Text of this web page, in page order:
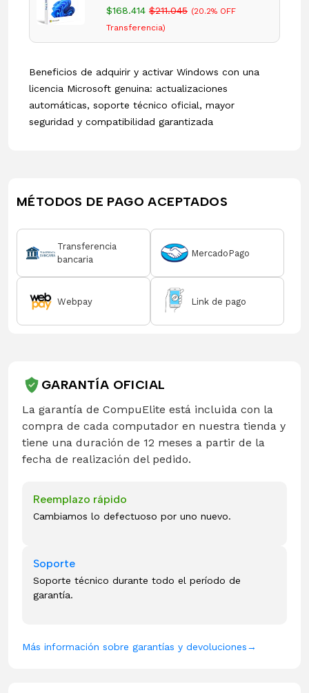
$168.414 $211.045 (20.2% OFF
Transferencia)
Beneficios de adquirir y activar Windows con una
licencia Microsoft genuina: actualizaciones
automáticas, soporte técnico oficial, mayor
seguridad y compatibilidad garantizada
MÉTODOS DE PAGO ACEPTADOS
Transferencia
bancaria
MercadoPago
Webpay Link de pago
GARANTÍA OFICIAL
La garantía de CompuElite está incluida con la
compra de cada computador en nuestra tienda y
tiene una duración de 12 meses a partir de la
fecha de realización del pedido.
Reemplazo rápido
Cambiamos lo defectuoso por uno nuevo.
Soporte
Soporte técnico durante todo el período de
garantía.
Más información sobre garantías y devoluciones→